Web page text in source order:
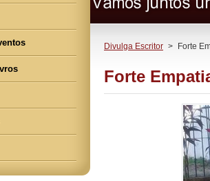
Divulga Escritor > Forte
Forte